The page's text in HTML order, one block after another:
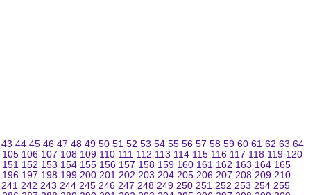
43 44 45 46 47 48 49 50 51 52 53 54 55 56 57 58 59 60 61 62 63 64
105 106 107 108 109 110 111 112 113 114 115 116 117 118 119 120
151 152 153 154 155 156 157 158 159 160 161 162 163 164 165
196 197 198 199 200 201 202 203 204 205 206 207 208 209 210
241 242 243 244 245 246 247 248 249 250 251 252 253 254 255